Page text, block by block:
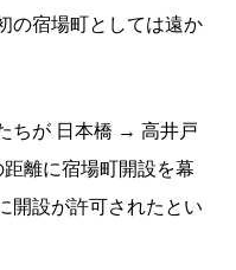
の宿場町としては遠か
ちが 日本橋 → 高井戸
離に宿場町開設を幕
開設が許可されたとい